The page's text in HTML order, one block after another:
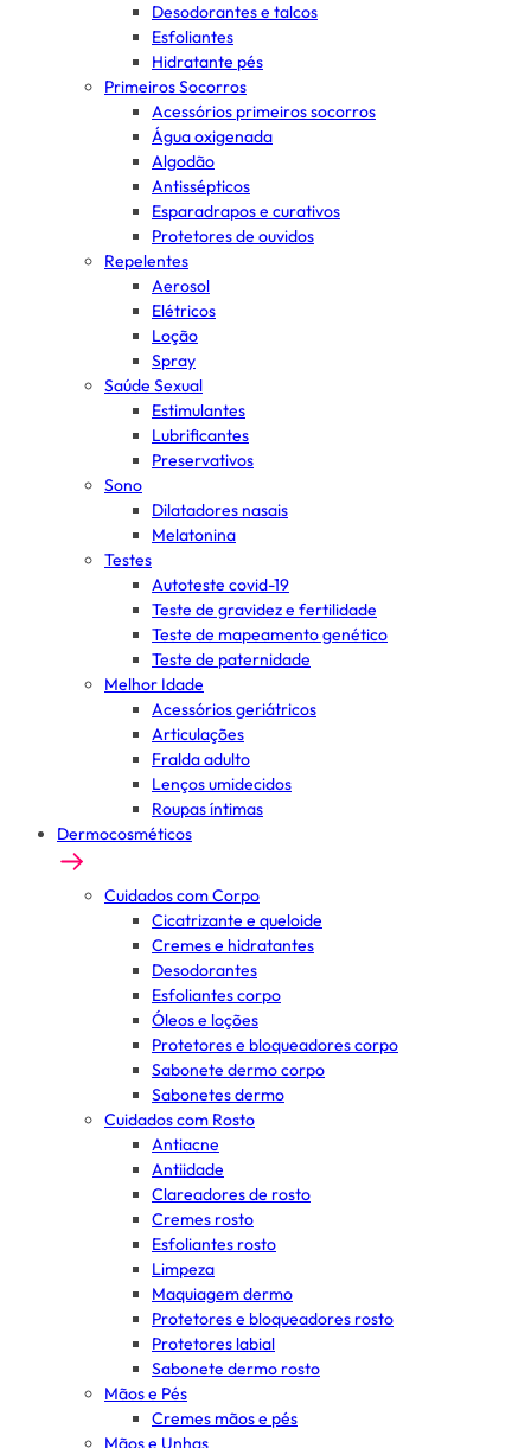
Desodorantes e talcos
Esfoliantes
Hidratante pés
Primeiros Socorros
Acessórios primeiros socorros
Água oxigenada
Algodão
Antissépticos
Esparadrapos e curativos
Protetores de ouvidos
Repelentes
Aerosol
Elétricos
Loção
Spray
Saúde Sexual
Estimulantes
Lubrificantes
Preservativos
Sono
Dilatadores nasais
Melatonina
Testes
Autoteste covid-19
Teste de gravidez e fertilidade
Teste de mapeamento genético
Teste de paternidade
Melhor Idade
Acessórios geriátricos
Articulações
Fralda adulto
Lenços umidecidos
Roupas íntimas
Dermocosméticos
Cuidados com Corpo
Cicatrizante e queloide
Cremes e hidratantes
Desodorantes
Esfoliantes corpo
Óleos e loções
Protetores e bloqueadores corpo
Sabonete dermo corpo
Sabonetes dermo
Cuidados com Rosto
Antiacne
Antiidade
Clareadores de rosto
Cremes rosto
Esfoliantes rosto
Limpeza
Maquiagem dermo
Protetores e bloqueadores rosto
Protetores labial
Sabonete dermo rosto
Mãos e Pés
Cremes mãos e pés
Mãos e Unhas